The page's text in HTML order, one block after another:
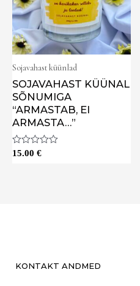
Sojavahast küünlad
SOJAVAHAST KÜÜNAL
SÕNUMIGA
“ARMASTAB, EI
ARMASTA…”
Hinnanguga
15.00 €
KONTAKT ANDMED